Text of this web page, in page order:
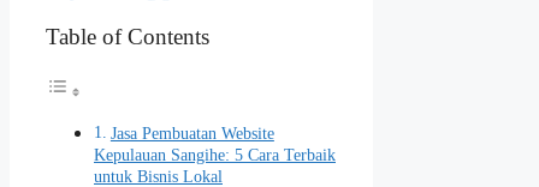
Table of Contents
Jasa Pembuatan Website
Kepulauan Sangihe: 5 Cara Terbaik
untuk Bisnis Lokal